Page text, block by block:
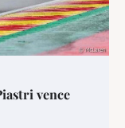
vence